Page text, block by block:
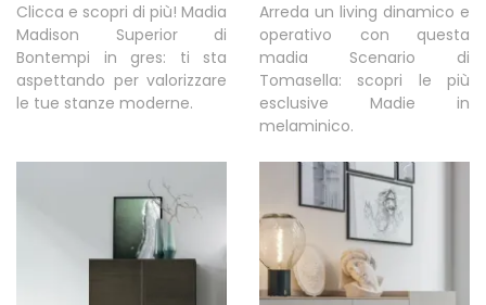
Clicca e scopri di più! Madia
Madison Superior di
Bontempi in gres: ti sta
aspettando per valorizzare
le tue stanze moderne.
Arreda un living dinamico e
operativo con questa
madia Scenario di
Tomasella: scopri le più
esclusive Madie in
melaminico.